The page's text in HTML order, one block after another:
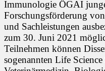
Immunologie ÖGAI
Forschungsförderung
und Sachleistungen
zum 30. Juni 2021
Teilnehmen können
sogenannten Life